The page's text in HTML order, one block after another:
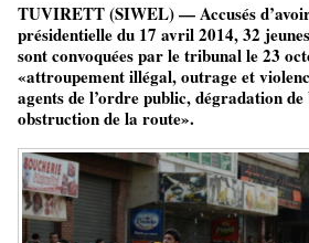
TUVIRETT (SIWEL) — Accusés
présidentielle du 17 avril 2014, 32
sont convoquées par le tribunal le 23
«attroupement illégal, outrage et
agents de l’ordre public, dégradation de
obstruction de la route».